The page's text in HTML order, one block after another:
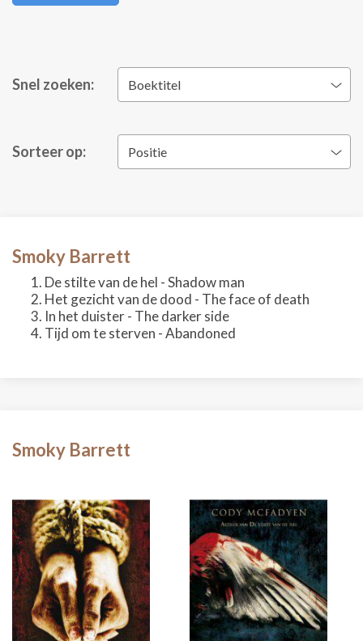
Snel zoeken: Boektitel
Sorteer op: Positie
Smoky Barrett
De stilte van de hel - Shadow man
Het gezicht van de dood - The face of death
In het duister - The darker side
Tijd om te sterven - Abandoned
Smoky Barrett